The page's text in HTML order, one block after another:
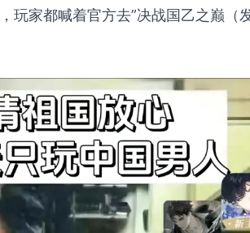
玩家都喊着官方去”决战国乙之巅（